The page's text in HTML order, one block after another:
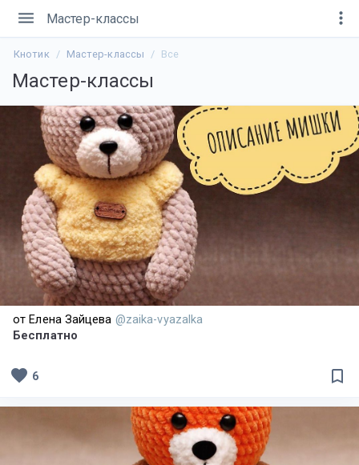
more_vert
menu Мастер-классы
Кнотик Мастер-классы Все
Мастер-классы
от Елена Зайцева @zaika-vyazalka
Бесплатно
bookmark_border
favorite 6